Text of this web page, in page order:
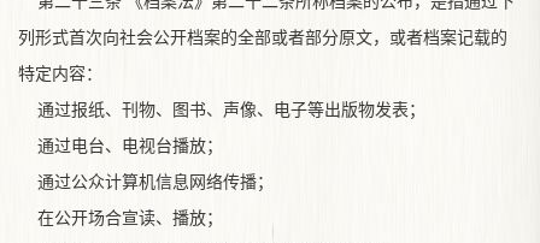
列形式首次向社会公开档案的全部或者部分原文，或者档案记载的
特定内容：
通过报纸、刊物、图书、声像、电子等出版物发表；
通过电台、电视台播放；
通过公众计算机信息网络传播；
在公开场合宣读、播放；